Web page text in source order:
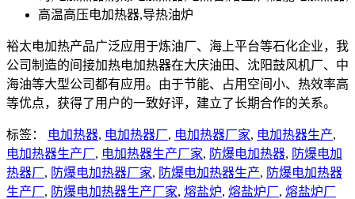
裕太电加热产品广泛应用于炼油厂、海上平台等石化企业，我
公司制造的间接加热电加热器在大庆油田、沈阳鼓风机厂、中
海油等大型公司都有应用。由于节能、占用空间小、热效率高
等优点，获得了用户的一致好评，建立了长期合作的关系。
标签： 电加热器, 电加热器厂, 电加热器厂家, 电加热器生产,
电加热器生产厂, 电加热器生产厂家, 防爆电加热器, 防爆电加
热器厂, 防爆电加热器厂家, 防爆电加热器生产, 防爆电加热器
生产厂, 防爆电加热器生产厂家, 熔盐炉, 熔盐炉厂, 熔盐炉厂